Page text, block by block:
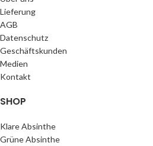
Lieferung
AGB
Datenschutz
Geschäftskunden
Medien
Kontakt
SHOP
Klare Absinthe
Grüne Absinthe